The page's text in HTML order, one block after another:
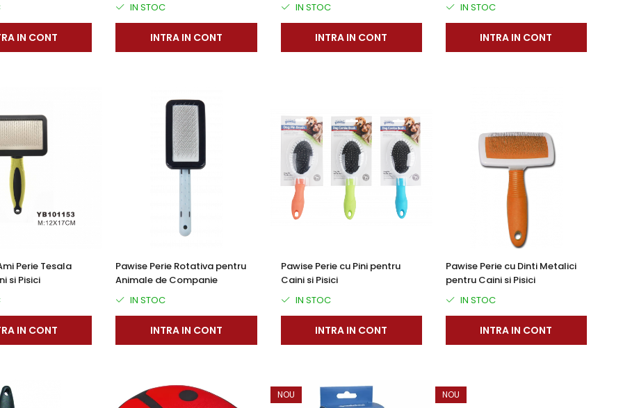
IN CONT
IN STOC
INTRA IN CONT
IN STOC
INTRA IN CONT
IN STOC
INTRA IN CONT
Perie Tesala
si Pisici
IN CONT
Pawise Perie Rotativa pentru
Animale de Companie
IN STOC
INTRA IN CONT
Pawise Perie cu Pini pentru
Caini si Pisici
IN STOC
INTRA IN CONT
Pawise Perie cu Dinti Metalici
pentru Caini si Pisici
IN STOC
INTRA IN CONT
NOU NOU